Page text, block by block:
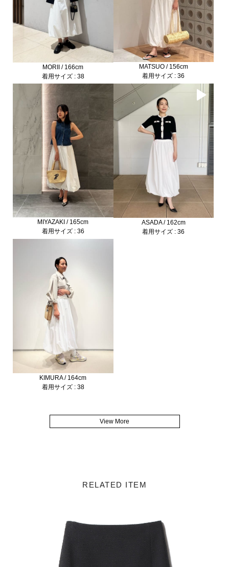
MORII / 166cm
着用サイズ : 38
MATSUO / 156cm
着用サイズ : 36
MIYAZAKI / 165cm
着用サイズ : 36
ASADA / 162cm
着用サイズ : 36
KIMURA / 164cm
着用サイズ : 38
View More
RELATED ITEM